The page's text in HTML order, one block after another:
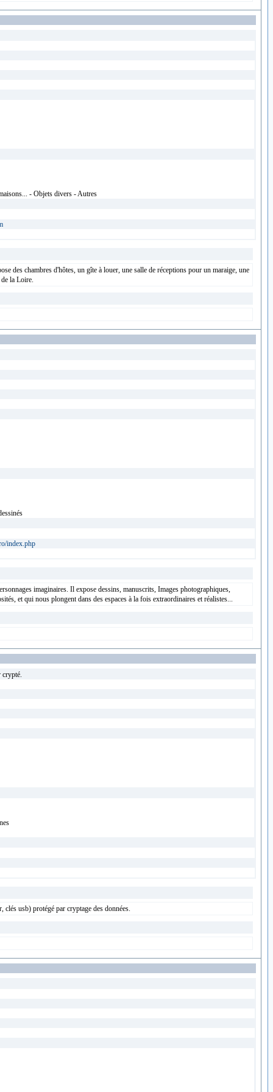
- Objets divers - Autres
des chambres d'hôtes, un gîte à louer, une salle de réceptions pour un maraige, une
la Loire.
index.php
imaginaires. Il expose dessins, manuscrits, Images photographiques,
et qui nous plongent dans des espaces à la fois extraordinaires et réalistes...
crypté.
usb) protégé par cryptage des données.